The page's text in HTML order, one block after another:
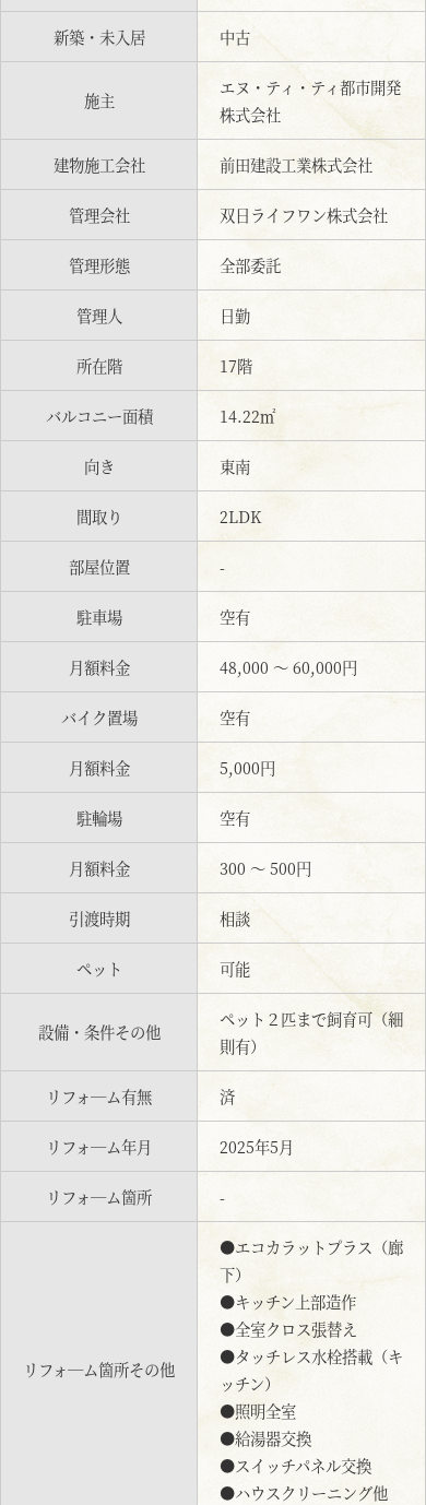
新築・未入居 中古
施主
エヌ・ティ・ティ都市開発
株式会社
建物施工会社 前田建設工業株式会社
管理会社 双日ライフワン株式会社
管理形態 全部委託
管理人 日勤
所在階 17階
バルコニー面積 14.22㎡
向き 東南
間取り 2LDK
部屋位置 -
駐車場 空有
月額料金 48,000 〜 60,000円
バイク置場 空有
月額料金 5,000円
駐輪場 空有
月額料金 300 〜 500円
引渡時期 相談
ペット 可能
設備・条件その他
ペット２匹まで飼育可（細
則有）
リフォ―ム有無 済
リフォ―ム年月 2025年5月
リフォ―ム箇所 -
リフォ―ム箇所その他
●エコカラットプラス（廊
下）
●キッチン上部造作
●全室クロス張替え
●タッチレス水栓搭載（キ
ッチン）
●照明全室
●給湯器交換
●スイッチパネル交換
●ハウスクリーニング他